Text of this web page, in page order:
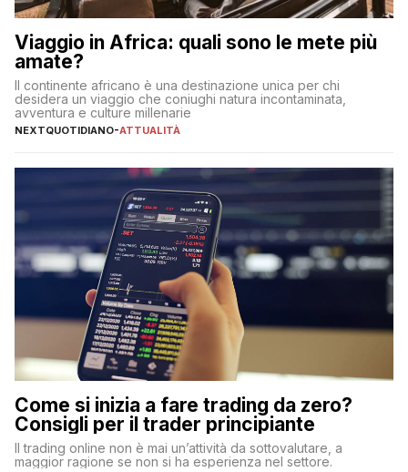
Viaggio in Africa: quali sono le mete più
amate?
Il continente africano è una destinazione unica per chi
desidera un viaggio che coniughi natura incontaminata,
avventura e culture millenarie
NEXTQUOTIDIANO-ATTUALITÀ
Come si inizia a fare trading da zero?
Consigli per il trader principiante
Il trading online non è mai un’attività da sottovalutare, a
maggior ragione se non si ha esperienza nel settore.